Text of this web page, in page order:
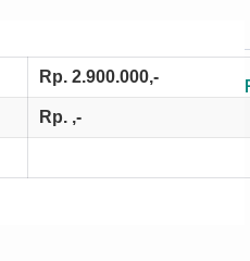
Rp. 2.900.000,-
Rp. ,-